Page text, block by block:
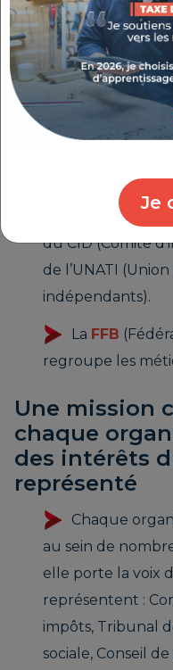
Je
réunit la CAPEB
des petites
(Confédération
détail) et la
l’artisanat des
de Défense et
Travailleurs
du CID (Comité
de l’UNATI
indépendants).
La FFB
regroupe les
Une mission
chaque
des intérêts
représenté
Chaque
au sein de
elle porte la voix
représentent :
impôts, Tribunal
sociale, Conseil